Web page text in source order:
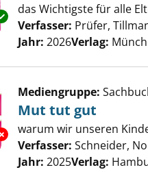
Exemplar-Details von Was
das Wichtigste für alle
Verfasser: Prüfer,
Jahr: 2026Verlag:
Exemplar-Details von Mut
Mediengruppe:
Mut tut gut
warum wir unseren
Verfasser: Schneider,
Jahr: 2025Verlag: